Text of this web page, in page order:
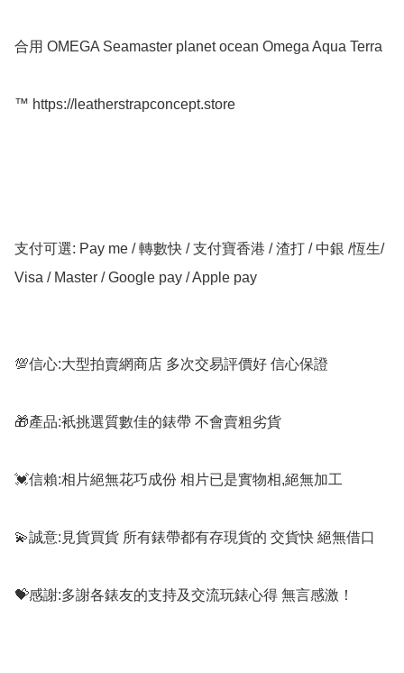
合用 OMEGA Seamaster planet ocean Omega Aqua Terra
™️ https://leatherstrapconcept.store
支付可選: Pay me / 轉數快 / 支付寶香港 / 渣打 / 中銀 /恆生/
Visa / Master / Google pay / Apple pay
💯信心:大型拍賣網商店 多次交易評價好 信心保證
🎁產品:衹挑選質數佳的錶帶 不會賣粗劣貨
💓信賴:相片絕無花巧成份 相片已是實物相,絕無加工
💫誠意:見貨買貨 所有錶帶都有存現貨的 交貨快 絕無借口
💝感謝:多謝各錶友的支持及交流玩錶心得 無言感激！